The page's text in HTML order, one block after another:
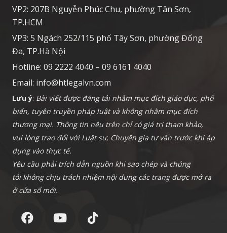
VP2: 207B Nguyễn Phúc Chu, phường Tân Sơn,
TP.HCM
VP3: 5 Ngách 252/115 phố Tây Sơn, phường Đống
Đa, TP.Hà Nội
Hotline: 09 2222 4040 – 09 6161 4040
Email: info@htlegalvn.com
Lưu ý: Bài viết được đăng tải nhằm mục đích giáo dục, phổ
biến, tuyên truyền pháp luật và không nhằm mục đích
thương mại. Thông tin nêu trên chỉ có giá trị tham khảo,
vui lòng trao đổi với Luật sư, Chuyên gia tư vấn trước khi áp
dụng vào thực tế.
Yêu cầu phải trích dẫn nguồn khi sao chép và chúng
tôi không chịu trách nhiệm nội dung các trang được mở ra
ở cửa sổ mới.